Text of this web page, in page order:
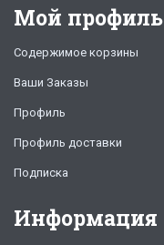
Мой профиль
Содержимое корзины
Ваши Заказы
Профиль
Профиль доставки
Подписка
Информация